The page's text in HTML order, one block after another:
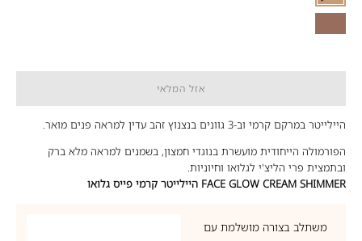
02
03
אזל המלאי
היילייטר במרקם קרמי וב-3 גוונים בנצנוץ זהב עדין למראה פנים מואר.
הפורמולה הייחודית מועשרת בנוגדי חמצון, בשמנים למראה מלא ברק
ובתמצית פרי הליצ'י לגלואו וחיוניות.
FACE GLOW CREAM SHIMMER היילייטר קרמי פייס גלואו
משתלב בצורה מושלמת עם